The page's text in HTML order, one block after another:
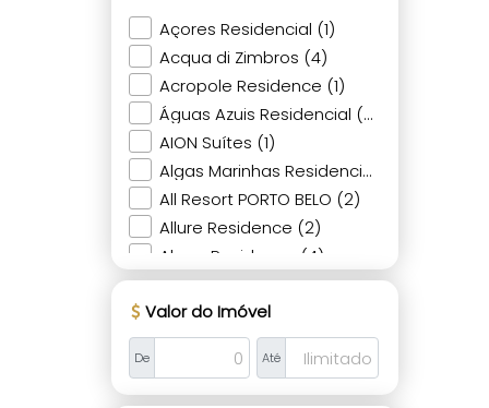
Açores Residencial (1)
Acqua di Zimbros (4)
Acropole Residence (1)
Águas Azuis Residencial (1)
AION Suítes (1)
Algas Marinhas Residencial (2)
All Resort PORTO BELO (2)
Allure Residence (2)
Almar Residence (4)
Alttô Essence Residence (3)
Alva (2)
Araguaia (1)
Areias de Canto Grande (1)
Areias de Mariscal (1)
Valor do Imóvel
De Até